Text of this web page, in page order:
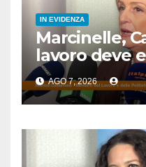
IN EVIDENZA
Marcinelle,
lavoro deve
sicuro”
AGO 7, 2026